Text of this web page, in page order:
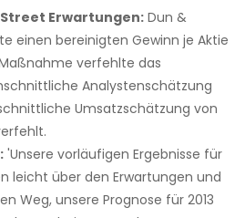
Erwartungen: Dun &
einen bereinigten Gewinn je Aktie
Maßnahme verfehlte das
Analystenschätzung
Umsatzschätzung von
'Unsere vorläufigen Ergebnisse für
leicht über den Erwartungen und
Weg, unsere Prognose für 2013